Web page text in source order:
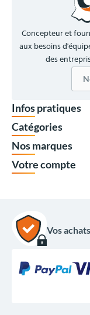
Concepteur et
aux besoins
des
Infos pratiques
Catégories
Nos marques
Votre compte
Vos